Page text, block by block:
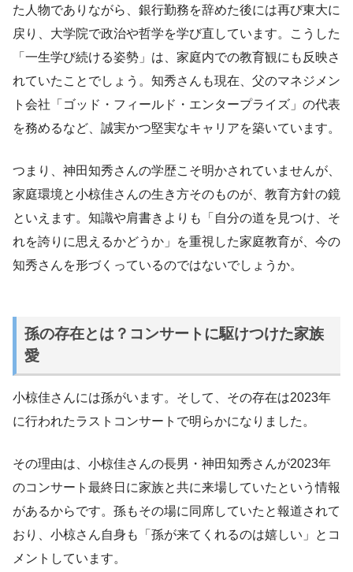
た人物でありながら、銀行勤務を辞めた後には再び東大に
戻り、大学院で政治や哲学を学び直しています。こうした
「一生学び続ける姿勢」は、家庭内での教育観にも反映さ
れていたことでしょう。知秀さんも現在、父のマネジメン
ト会社「ゴッド・フィールド・エンタープライズ」の代表
を務めるなど、誠実かつ堅実なキャリアを築いています。
つまり、神田知秀さんの学歴こそ明かされていませんが、
家庭環境と小椋佳さんの生き方そのものが、教育方針の鏡
といえます。知識や肩書きよりも「自分の道を見つけ、そ
れを誇りに思えるかどうか」を重視した家庭教育が、今の
知秀さんを形づくっているのではないでしょうか。
孫の存在とは？コンサートに駆けつけた家族
愛
小椋佳さんには孫がいます。そして、その存在は2023年
に行われたラストコンサートで明らかになりました。
その理由は、小椋佳さんの長男・神田知秀さんが2023年
のコンサート最終日に家族と共に来場していたという情報
があるからです。孫もその場に同席していたと報道されて
おり、小椋さん自身も「孫が来てくれるのは嬉しい」とコ
メントしています。